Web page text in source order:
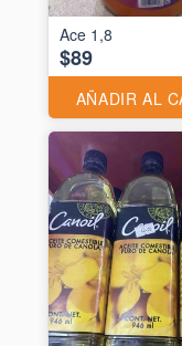
Ace 1,8
$89
AÑADIR AL